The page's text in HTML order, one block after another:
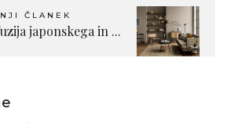
ČLANEK
japonskega in ...